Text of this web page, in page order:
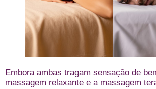
Embora ambas tragam sensação de
massagem relaxante e a massagem